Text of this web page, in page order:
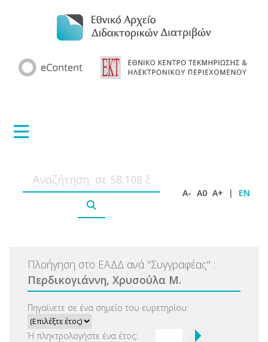
A- A0 A+ | EN
Πλοήγηση στο ΕΑΔΔ ανά "Συγγραφέας" :
Περδικογιάννη, Χρυσούλα Μ.
Πηγαίνετε σε ένα σημείο του ευρετηρίου:
Ή πληκτρολογήστε ένα έτος: